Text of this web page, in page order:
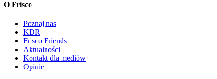
O Frisco
Poznaj nas
KDR
Frisco Friends
Aktualności
Kontakt dla mediów
Opinie